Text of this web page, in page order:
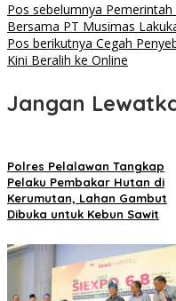
Pos sebelumnya
Bersama PT Musimas
Pos berikutnya Cegah
Kini Beralih ke Online
Jangan
Polres Pelalawan Tangkap
Pelaku Pembakar Hutan di
Kerumutan, Lahan Gambut
Dibuka untuk Kebun Sawit